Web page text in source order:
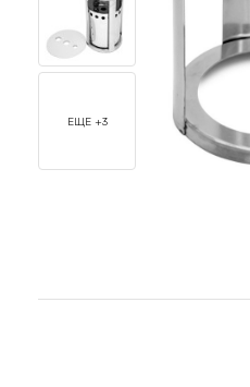
ЕЩЕ +3